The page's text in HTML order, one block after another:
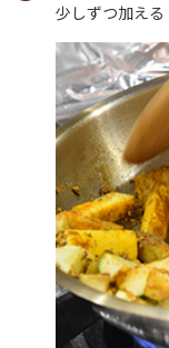
少しずつ加える